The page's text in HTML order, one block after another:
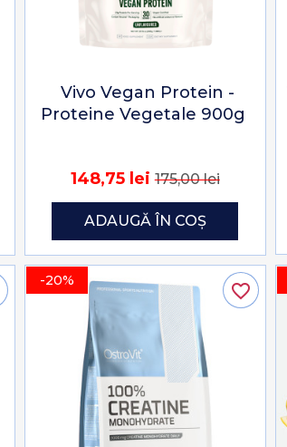
Vivo Vegan Protein -
Proteine Vegetale 900g
148,75 lei175,00 lei
ADAUGĂ ÎN COȘ
-20% favorite_border